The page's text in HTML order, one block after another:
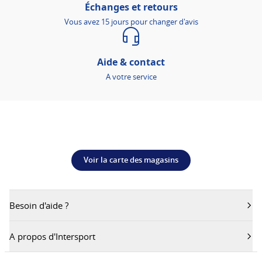
Échanges et retours
Vous avez 15 jours pour changer d'avis
Aide & contact
A votre service
Voir la carte des magasins
Besoin d'aide ?
A propos d'Intersport